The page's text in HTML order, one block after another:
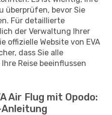
überprüfen, bevor Sie
Für detaillierte
der Verwaltung Ihrer
offizielle Website von EVA
dass Sie alle
Reise beeinflussen
Air Flug mit Opodo: